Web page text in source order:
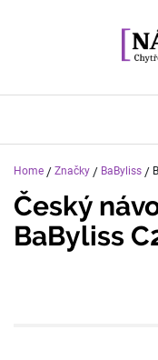
Home / Značky / BaByliss /
Český
BaByliss